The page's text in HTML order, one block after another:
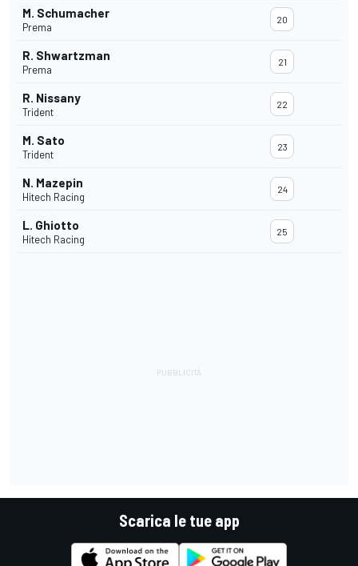
M. Schumacher
Prema
20
R. Shwartzman
Prema
21
R. Nissany
Trident
22
M. Sato
Trident
23
N. Mazepin
Hitech Racing
24
L. Ghiotto
Hitech Racing
25
Scarica le tue app